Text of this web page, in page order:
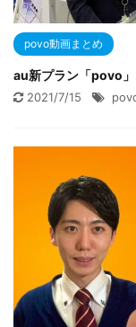
povo動画まとめ
au新プラン「povo
2021/7/15